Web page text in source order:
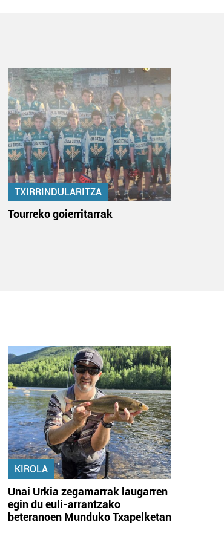
TXIRRINDULARITZA
Tourreko goierritarrak
KIROLA
Unai Urkia zegamarrak laugarren
egin du euli-arrantzako
beteranoen Munduko Txapelketan